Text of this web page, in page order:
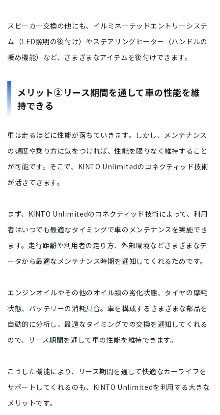
スピーカー交換の他にも、 イルミネーテッドエントリーシステ
ム（LED照明の後付け） やステアリングヒーター（ハンドルの
暖め機能） など、さまざまなアイテムを後付けできます。
メリット②リース期間を通して車の性能を維
持できる
車は走るほどに性能が落ちていきます。しかし、
メンテナンス
の頻度や乗り方に気をつければ、性能を限りなく維持すること
が可能です。そこで、KINTO Unlimitedのコネクティッド技術
が活きてきます。
まず、KINTO Unlimitedのコネクティッド技術によって、利用
者はいつでも最適なタイミングで車のメンテナンスを実施でき
ます。走行距離や利用者の走り方、外部環境などさまざまなデ
ータから最適なメンテナンス時期を通知してくれるため です。
エンジンオイルやその他のオイル類の劣化状態、タイヤの摩耗
状態、バッテリーの消耗具合。 車を構成するさまざまな部品を
自動的に分析し、最適なタイミングでの交換を通知してくれる
ので、
リース期間を通して車の性能を維持できます。
こうした機能により、
リース期間を通して快適なカーライフを
サポートしてくれる のも、​KINTO Unlimited​を利用する大きな
メリットです。